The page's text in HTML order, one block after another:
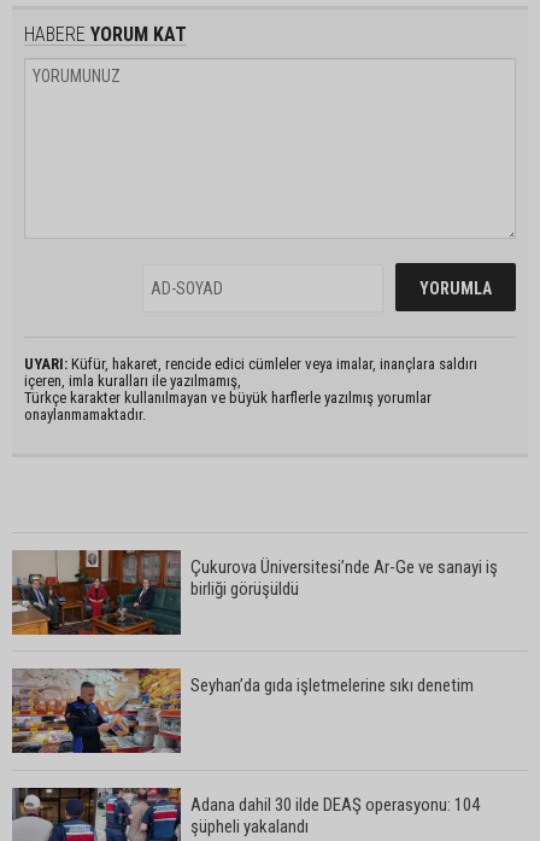
HABERE YORUM KAT
UYARI: Küfür, hakaret, rencide edici cümleler veya imalar, inançlara saldırı
içeren, imla kuralları ile yazılmamış,
Türkçe karakter kullanılmayan ve büyük harflerle yazılmış yorumlar
onaylanmamaktadır.
Çukurova Üniversitesi’nde Ar-Ge ve sanayi iş
birliği görüşüldü
Seyhan’da gıda işletmelerine sıkı denetim
Adana dahil 30 ilde DEAŞ operasyonu: 104
şüpheli yakalandı